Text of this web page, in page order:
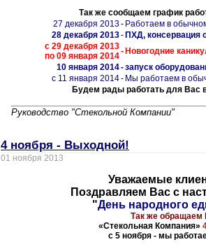
Так же сообщаем график
27 декабря 2013- Работаем в
28 декабря 2013-ПХД, консервация
с 29 декабря 2013
по 09 января 2014-Новогодние
10 января 2014-запуск
с 11 января 2014- Мы работаем в
Будем рады работать для Вас
Руководство "Стекольной Компании"
4 ноября - Выходной!
01 ноября 2013
Уважаемые
Поздравляем Вас с
"Деньнародного
Так же обращаем
«Стекольная Компания»
с 5 ноября - мы